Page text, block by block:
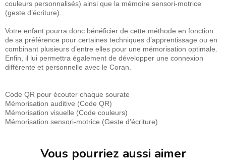
couleurs personnalisés) ainsi que la mémoire sensori-motrice
(geste d’écriture).
Votre enfant pourra donc bénéficier de cette méthode en fonction
de sa préférence pour certaines techniques d’apprentissage ou en
combinant plusieurs d’entre elles pour une mémorisation optimale.
Enfin, il lui permettra également de développer une connexion
différente et personnelle avec le Coran.
Code QR pour écouter chaque sourate
Mémorisation auditive (Code QR)
Mémorisation visuelle (Code couleurs)
Mémorisation sensori-motrice (Geste d'écriture)
Vous pourriez aussi aimer